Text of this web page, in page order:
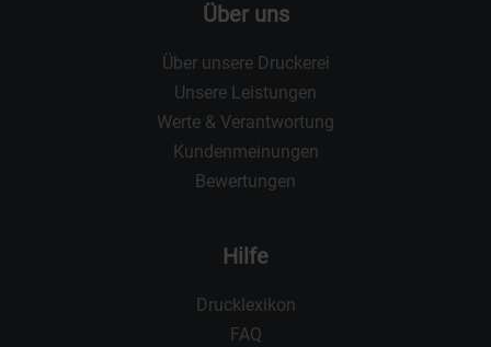
Über uns
Über unsere Druckerei
Unsere Leistungen
Werte & Verantwortung
Kundenmeinungen
Bewertungen
Hilfe
Drucklexikon
FAQ